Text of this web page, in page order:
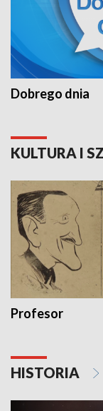
Dobrego dnia
KULTURA I
Profesor
HISTORIA